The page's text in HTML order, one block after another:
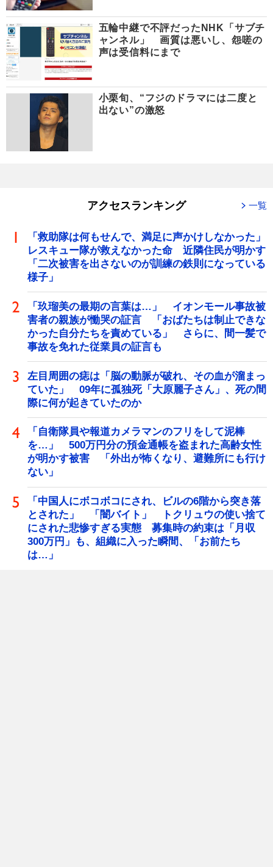
五輪中継で不評だったNHK「サブチ
ャンネル」 画質は悪いし、怨嗟の
声は受信料にまで
小栗旬、“フジのドラマには二度と
出ない”の激怒
アクセスランキング 一覧
「救助隊は何もせんで、満足に声かけしなかった」
レスキュー隊が救えなかった命 近隣住民が明かす
「二次被害を出さないのが訓練の鉄則になっている
様子」
「玖瑠美の最期の言葉は…」 イオンモール事故被
害者の親族が慟哭の証言 「おばたちは制止できな
かった自分たちを責めている」 さらに、間一髪で
事故を免れた従業員の証言も
左目周囲の痣は「脳の動脈が破れ、その血が溜まっ
ていた」 09年に孤独死「大原麗子さん」、死の間
際に何が起きていたのか
「自衛隊員や報道カメラマンのフリをして泥棒
を…」 500万円分の預金通帳を盗まれた高齢女性
が明かす被害 「外出が怖くなり、避難所にも行け
ない」
「中国人にボコボコにされ、ビルの6階から突き落
とされた」 「闇バイト」 トクリュウの使い捨て
にされた悲惨すぎる実態 募集時の約束は「月収
300万円」も、組織に入った瞬間、「お前たち
は…」